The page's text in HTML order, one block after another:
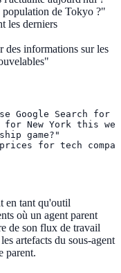
population de Tokyo ?"
les derniers
des informations sur les
Google Search for
New York this
game?"
for tech
en tant qu'outil
où un agent parent
de son flux de travail
artefacts du sous-agent
parent.